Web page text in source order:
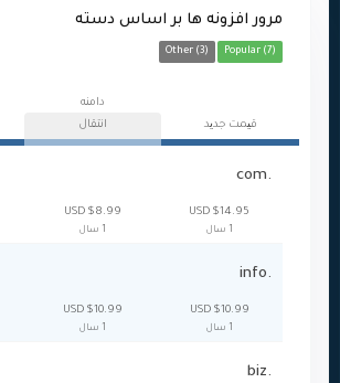
مرور افزونه ها بر اساس دسته
Popular (7)
Other (3)
دامنه
قیمت جدید
انتقال
.com
$14.95 USD
1 سال
$8.99 USD
1 سال
.info
$10.99 USD
1 سال
$10.99 USD
1 سال
.biz